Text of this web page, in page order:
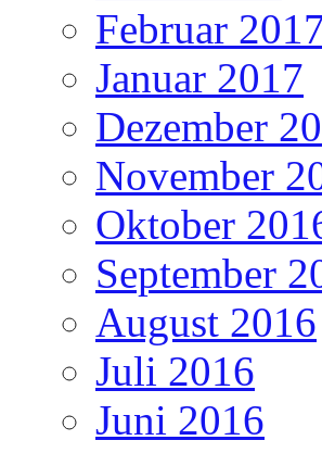
Februar
Januar 2017
Dezember
November
Oktober
September
August 2016
Juli 2016
Juni 2016